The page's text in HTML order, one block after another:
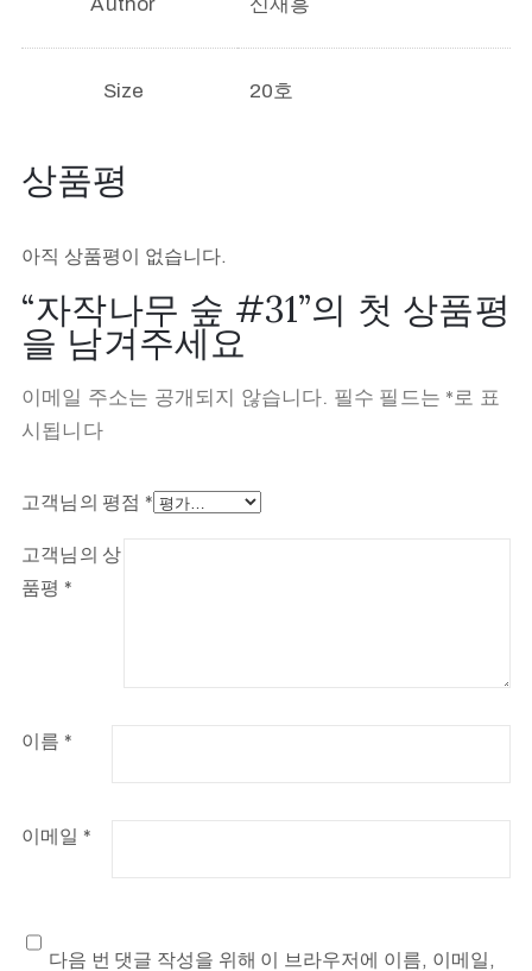
Size 20호
상품평
아직 상품평이 없습니다.
“자작나무 숲 #31”의 첫 상품평
을 남겨주세요
이메일 주소는 공개되지 않습니다. 필수 필드는 * 로 표
시됩니다
고객님의 평점 *
고객님의 상
품평 *
이름 *
이메일 *
다음 번 댓글 작성을 위해 이 브라우저에 이름, 이메일,